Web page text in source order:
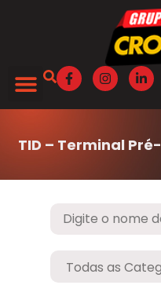
TID – Terminal